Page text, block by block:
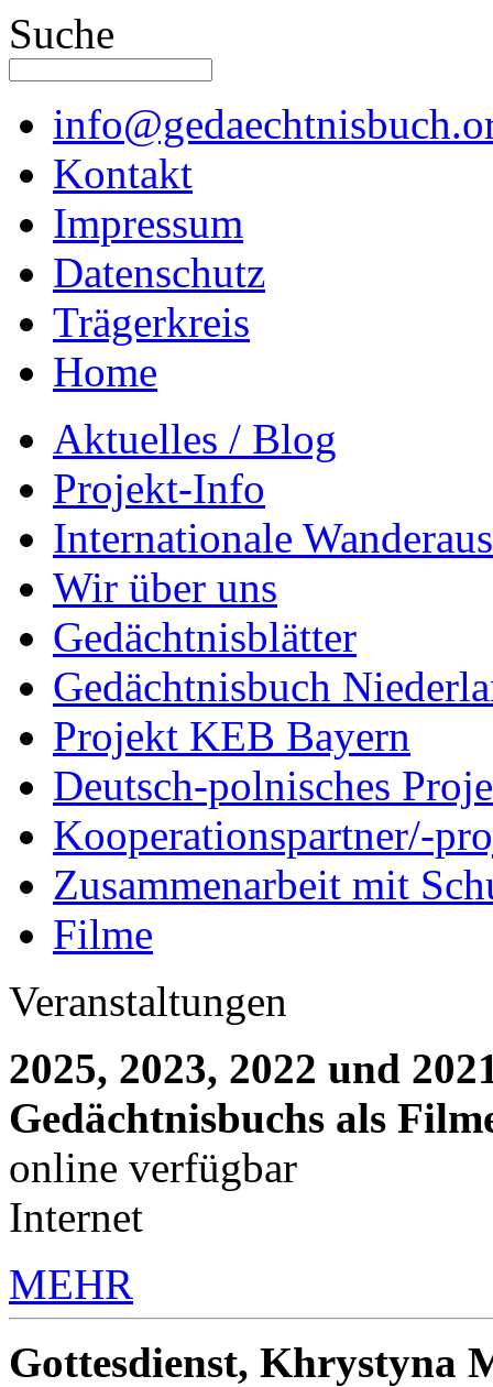
Suche
Kontakt
Impressum
Datenschutz
Trägerkreis
Home
Aktuelles / Blog
Projekt-Info
Internationale
Wir über uns
Gedächtnisblätter
Gedächtnisbuch
Projekt KEB Bayern
Deutsch-polnisches
Kooperationspartner/-
Zusammenarbeit mit
Filme
Veranstaltungen
2025, 2023, 2022 und
Gedächtnisbuchs als
online verfügbar
Internet
MEHR
Gottesdienst, Khrystyna